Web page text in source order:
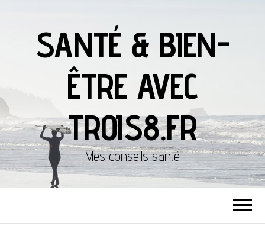
SANTÉ & BIEN-
ÊTRE AVEC
TROIS8.FR
Mes conseils santé